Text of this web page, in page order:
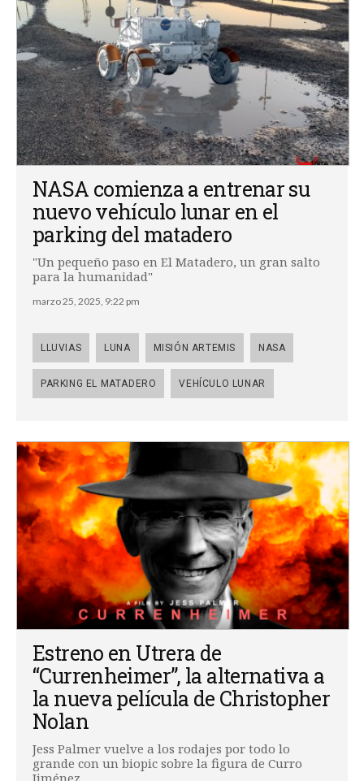
NASA comienza a entrenar su
nuevo vehículo lunar en el
parking del matadero
"Un pequeño paso en El Matadero, un gran salto
para la humanidad"
marzo 25, 2025, 9:22 pm
LLUVIAS LUNA MISIÓN ARTEMIS NASA
PARKING EL MATADERO VEHÍCULO LUNAR
Estreno en Utrera de
“Currenheimer”, la alternativa a
la nueva película de Christopher
Nolan
Jess Palmer vuelve a los rodajes por todo lo
grande con un biopic sobre la figura de Curro
Jiménez